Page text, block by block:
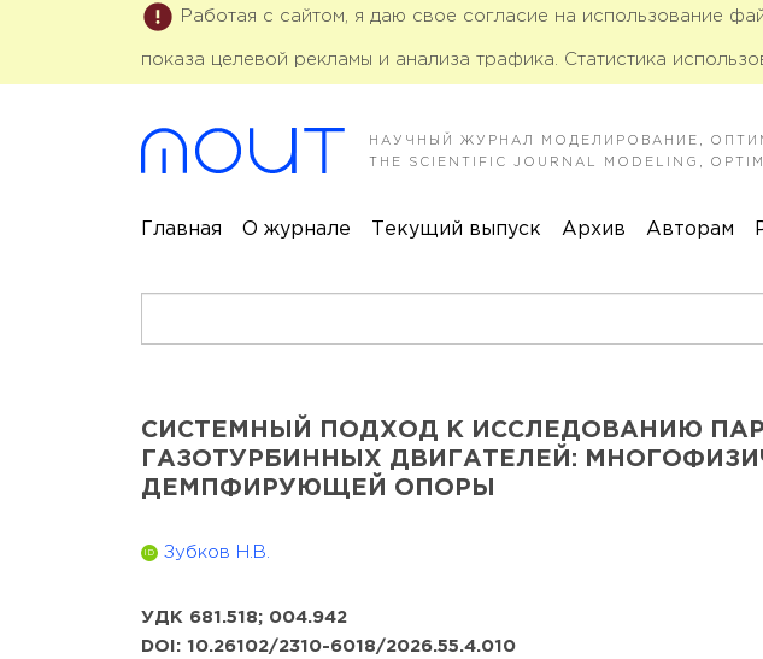
Работая с сайтом, я даю свое согласие на использование
показа целевой рекламы и анализа трафика. Статистика
НАУЧНЫЙ ЖУРНАЛ МОДЕЛИРОВАНИЕ,
THE SCIENTIFIC JOURNAL MODELING,
Главная О журнале Текущий выпуск Архив Авторам
СИСТЕМНЫЙ ПОДХОД К ИССЛЕДОВАНИЮ
ГАЗОТУРБИННЫХ ДВИГАТЕЛЕЙ:
ДЕМПФИРУЮЩЕЙ ОПОРЫ
ID Зубков Н.В.
УДК 681.518; 004.942
DOI: 10.26102/2310-6018/2026.55.4.010